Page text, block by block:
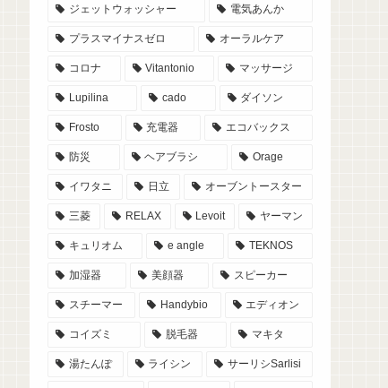
ジェットウォッシャー 電気あんか
プラスマイナスゼロ オーラルケア
コロナ Vitantonio マッサージ
Lupilina cado ダイソン
Frosto 充電器 エコバックス
防災 ヘアブラシ Orage
イワタニ 日立 オーブントースター
三菱 RELAX Levoit ヤーマン
キュリオム e angle TEKNOS
加湿器 美顔器 スピーカー
スチーマー Handybio エディオン
コイズミ 脱毛器 マキタ
湯たんぽ ライシン サーリシSarlisi